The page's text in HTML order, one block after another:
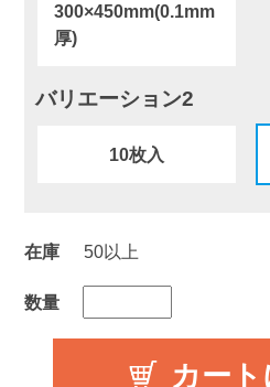
300×450mm(0.1mm
厚)
バリエーション2
10枚入
在庫 50以上
数量